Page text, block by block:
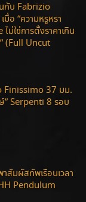
กับ Fabrizio
อ “ความหรูหรา
ม่ใช่การตั้งราคาเกิน
(Full Uncut
37 มม.
” Serpenti 8 รอบ
สัมผัสทัพเรือนเวลา
Pendulum